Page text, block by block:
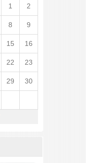
1 2
8 9
15 16
22 23
29 30